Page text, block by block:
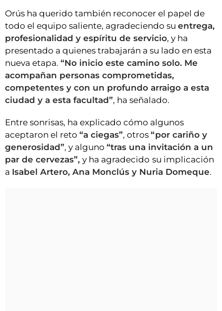
Orús ha querido también reconocer el papel de
todo el equipo saliente, agradeciendo su entrega,
profesionalidad y espíritu de servicio, y ha
presentado a quienes trabajarán a su lado en esta
nueva etapa. “No inicio este camino solo. Me
acompañan personas comprometidas,
competentes y con un profundo arraigo a esta
ciudad y a esta facultad”, ha señalado.
Entre sonrisas, ha explicado cómo algunos
aceptaron el reto “a ciegas”, otros “por cariño y
generosidad”, y alguno “tras una invitación a un
par de cervezas”, y ha agradecido su implicación
a Isabel Artero, Ana Monclús y Nuria Domeque.